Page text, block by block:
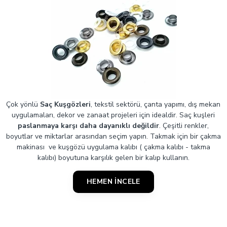
Çok yönlü Saç Kuşgözleri, tekstil sektörü, çanta yapımı, dış mekan
uygulamaları, dekor ve zanaat projeleri için idealdir. Saç kuşleri
paslanmaya karşı daha dayanıklı değildir. Çeşitli renkler,
boyutlar ve miktarlar arasından seçim yapın. Takmak için bir çakma
makinası ve kuşgözü uygulama kalıbı ( çakma kalıbı - takma
kalıbı) boyutuna karşılık gelen bir kalıp kullanın.
HEMEN İNCELE